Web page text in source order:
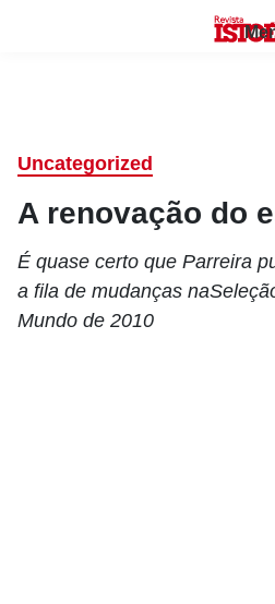
Uncategorized
A renovação do
É quase certo que Parreira
a fila de mudanças
Mundo de 2010